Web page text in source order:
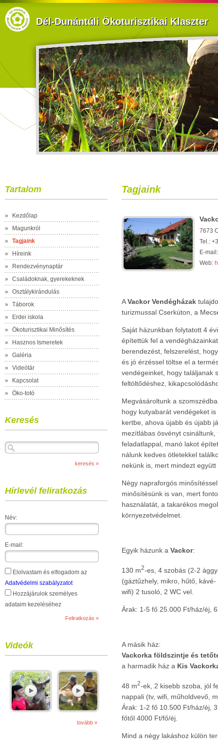
Dél-Dunántúli Ökoturisztikai Klaszter
Tartalom
»
Kezdőlap
»
Magunkról
»
Tagjaink
»
Híreink
»
Rendezvénynaptár
»
Családoknak, gyerekeknek
»
Osztálykirándulás
»
Táborok
»
Erdei iskola
»
Ökoturisztikai Minősítés
»
Hasznos Ismeretek
»
Galéria
»
Videótár
»
Kapcsolat
»
Öko-totó
Keresés
Hírlevél feliratkozás
Név:
E-mail:
Elolvastam és elfogadom az
Adatvédelmi szabályzatot
Hozzájárulok személyes
adataim kezeléséhez
Videók
tovább »
Tagjaink
7673
Tel.:
E-
Web:
AVackor Vendégházak
turizmussal Cserkúton, a
Saját házunkban folytatott 4
építettük fel a
berendezést, felszerelést,
és jó érzéssel töltse el a
vendégeinket, hogy találjanak
feltöltődéshez,
Megvásároltunk a
hogy kutyabarát vendégeket
kertbe, ahova újabb és újabb
mezítlábas ösvényt
feladatlappal, manó lakot
nálunk kedves ötletekkel
nekünk is, mert mindezt
Négy napraforgós
minősítésünk is van, mert
használatát, a takarékos
környezetvédelmet.
Egyik házunk a Vackor:
130 m2-es, 4 szobás (2-2
(gáztűzhely, mikro, hűtő,
wifi) 2 tusoló, 2 WC vel.
Árak: 1-5 fő 25.000 Ft/ház/éj,
A másik ház:
Vackorka földszintje és
a harmadik ház a Kis
48 m2-ek, 2 kisebb szoba, jól
nappali (tv, wifi, műholdvevő,
Árak: 1-2 fő 10.500 Ft/ház/éj,
főtől 4000 Ft/fő/éj.
Mind a négy lakáshoz külön